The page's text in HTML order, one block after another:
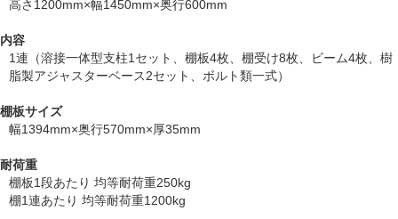
高さ1200mm×幅1450mm×奥行600mm
内容
1連（溶接一体型支柱1セット、棚板4枚、棚受け8枚、ビーム4枚、樹
脂製アジャスターベース2セット、ボルト類一式）
棚板サイズ
幅1394mm×奥行570mm×厚35mm
耐荷重
棚板1段あたり 均等耐荷重250kg
棚1連あたり 均等耐荷重1200kg